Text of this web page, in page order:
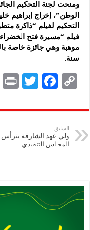
ومنحت لجنة التحكيم
الوطن”، إخراج إبراهيم
التحكيم لفيلم “ذاكرة
فيلم “مسيرة فتح
سنة.
C
p
y
Li
F
eb
k
T
tt
er
السابق
ولي عهد الشارقة يترأس
المجلس التنفيذي